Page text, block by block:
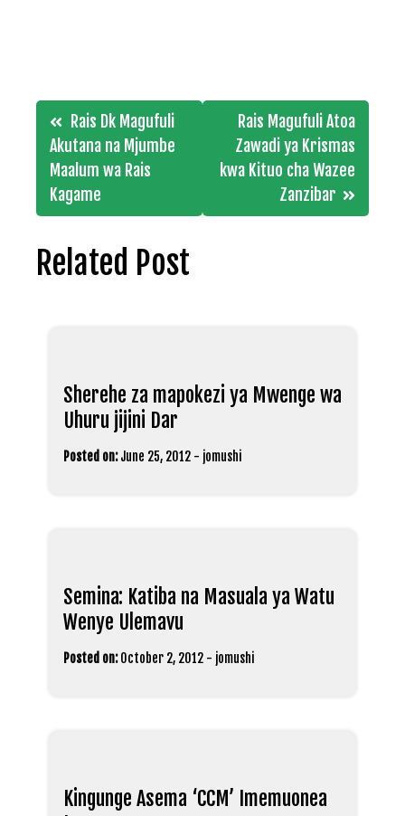
Post
navigation
Rais Dk Magufuli
Akutana na Mjumbe
Maalum wa Rais
Kagame
Rais Magufuli Atoa
Zawadi ya Krismas
kwa Kituo cha Wazee
Zanzibar
Related Post
Sherehe za mapokezi ya Mwenge wa
Uhuru jijini Dar
Posted on: June 25, 2012 - jomushi
Semina: Katiba na Masuala ya Watu
Wenye Ulemavu
Posted on: October 2, 2012 - jomushi
Kingunge Asema ‘CCM’ Imemuonea